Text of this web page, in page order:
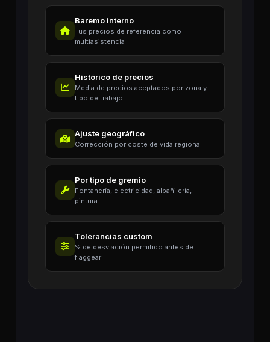
Baremo interno
Tus precios de referencia como
multiasistencia
Histórico de precios
Media de precios aceptados por zona y
tipo de trabajo
Ajuste geográfico
Corrección por coste de vida regional
Por tipo de gremio
Fontanería, electricidad, albañilería,
pintura...
Tolerancias custom
% de desviación permitido antes de
flaggear